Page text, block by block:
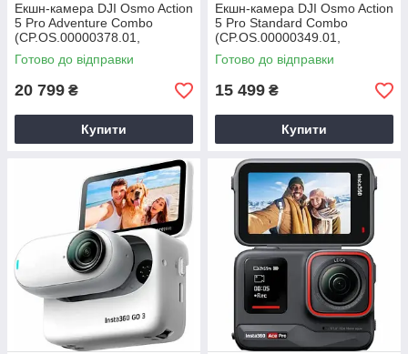
Екшн-камера DJI Osmo Action
5 Pro Adventure Combo
(CP.OS.00000378.01,
CP.OS.00000350.01)
Готово до відправки
20 799 ₴
Купити
Екшн-камера DJI Osmo Action
5 Pro Standard Combo
(CP.OS.00000349.01,
CP.OS.00000377.01)
Готово до відправки
15 499 ₴
Купити